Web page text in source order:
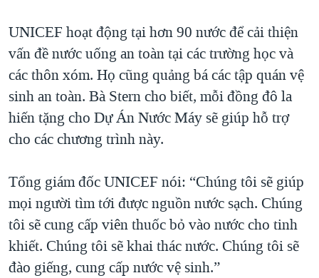
UNICEF hoạt động tại hơn 90 nước để cải thiện
vấn đề nước uống an toàn tại các trường học và
các thôn xóm. Họ cũng quảng bá các tập quán vệ
sinh an toàn. Bà Stern cho biết, mỗi đồng đô la
hiến tặng cho Dự Án Nước Máy sẽ giúp hỗ trợ
cho các chương trình này.
Tổng giám đốc UNICEF nói: “Chúng tôi sẽ giúp
mọi người tìm tới được nguồn nước sạch. Chúng
tôi sẽ cung cấp viên thuốc bỏ vào nước cho tinh
khiết. Chúng tôi sẽ khai thác nước. Chúng tôi sẽ
đào giếng, cung cấp nước vệ sinh.”